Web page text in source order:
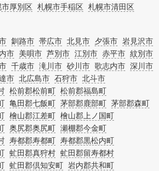
市厚別区 札幌市手稲区 札幌市清田区
釧路市 帯広市 北見市 夕張市 岩見沢市
市 美唄市 芦別市 江別市 赤平市 紋別市
千歳市 滝川市 砂川市 歌志内市 深川市
市 北広島市 石狩市 北斗市
松前郡松前町 松前郡福島町
亀田郡七飯町 茅部郡鹿部町 茅部郡森町
檜山郡江差町 檜山郡上ノ国町
奥尻郡奥尻町 瀬棚郡今金町
寿都郡寿都町 寿都郡黒松内町
虻田郡真狩村 虻田郡留寿都村
虻田郡倶知安町 岩内郡共和町